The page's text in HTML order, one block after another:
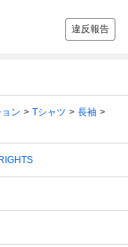
違反報告
ン Tシャツ
長袖